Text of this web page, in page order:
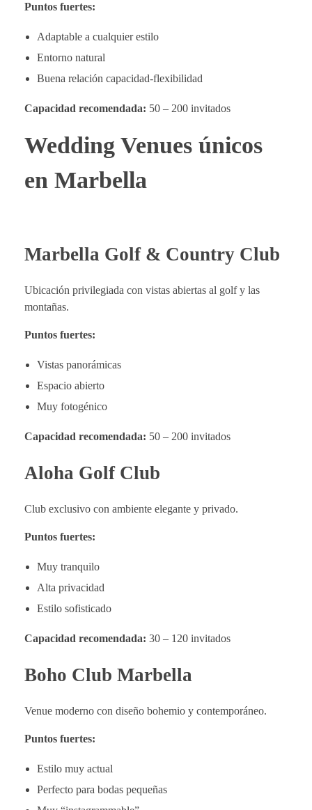
Puntos fuertes:
Adaptable a cualquier estilo
Entorno natural
Buena relación capacidad-flexibilidad
Capacidad recomendada: 50 – 200 invitados
Wedding Venues únicos
en Marbella
Marbella Golf & Country Club
Ubicación privilegiada con vistas abiertas al golf y las
montañas.
Puntos fuertes:
Vistas panorámicas
Espacio abierto
Muy fotogénico
Capacidad recomendada: 50 – 200 invitados
Aloha Golf Club
Club exclusivo con ambiente elegante y privado.
Puntos fuertes:
Muy tranquilo
Alta privacidad
Estilo sofisticado
Capacidad recomendada: 30 – 120 invitados
Boho Club Marbella
Venue moderno con diseño bohemio y contemporáneo.
Puntos fuertes:
Estilo muy actual
Perfecto para bodas pequeñas